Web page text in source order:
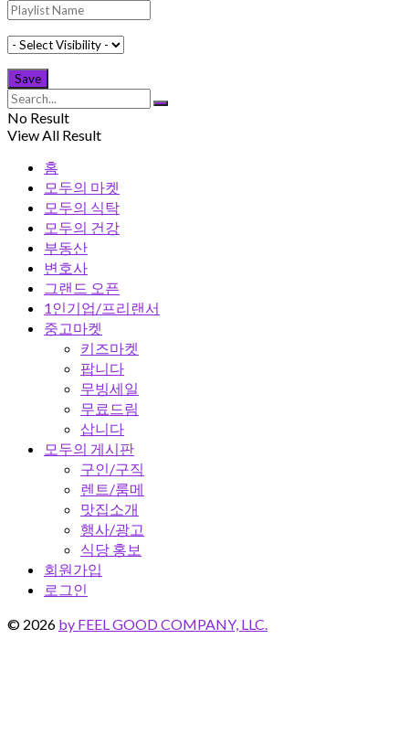
No Result
View All Result
홈
모두의 마켓
모두의 식탁
모두의 건강
부동산
변호사
그랜드 오픈
1인기업/프리랜서
중고마켓
키즈마켓
팝니다
무빙세일
무료드림
삽니다
모두의 게시판
구인/구직
렌트/룸메
맛집소개
행사/광고
식당 홍보
회원가입
로그인
© 2026 by FEEL GOOD COMPANY, LLC.